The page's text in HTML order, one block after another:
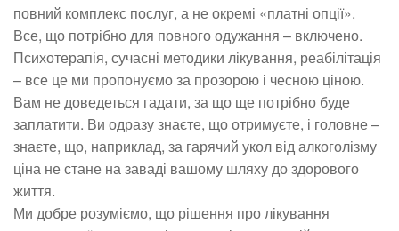
повний комплекс послуг, а не окремі «платні опції».
Все, що потрібно для повного одужання – включено.
Психотерапія, сучасні методики лікування, реабілітація
– все це ми пропонуємо за прозорою і чесною ціною.
Вам не доведеться гадати, за що ще потрібно буде
заплатити. Ви одразу знаєте, що отримуєте, і головне –
знаєте, що, наприклад, за гарячий укол від алкоголізму
ціна не стане на заваді вашому шляху до здорового
життя.
Ми добре розуміємо, що рішення про лікування